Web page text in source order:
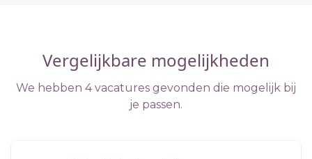
Vergelijkbare mogelijkheden
We hebben 4 vacatures gevonden die mogelijk bij
je passen.